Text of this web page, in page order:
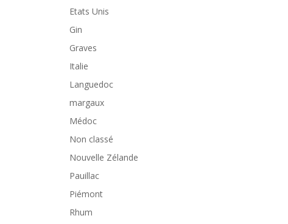
Etats Unis
Gin
Graves
Italie
Languedoc
margaux
Médoc
Non classé
Nouvelle Zélande
Pauillac
Piémont
Rhum